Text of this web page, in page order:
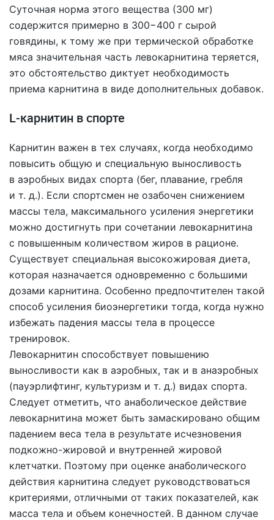
Суточная норма этого вещества (300 мг)
содержится примерно в 300−400 г сырой
говядины, к тому же при термической обработке
мяса значительная часть левокарнитина теряется,
это обстоятельство диктует необходимость
приема карнитина в виде дополнительных добавок.
L-карнитин в спорте
Карнитин важен в тех случаях, когда необходимо
повысить общую и специальную выносливость
в аэробных видах спорта (бег, плавание, гребля
и т. д.). Если спортсмен не озабочен снижением
массы тела, максимального усиления энергетики
можно достигнуть при сочетании левокарнитина
с повышенным количеством жиров в рационе.
Существует специальная высокожировая диета,
которая назначается одновременно с большими
дозами карнитина. Особенно предпочтителен такой
способ усиления биоэнергетики тогда, когда нужно
избежать падения массы тела в процессе
тренировок.
Левокарнитин способствует повышению
выносливости как в аэробных, так и в анаэробных
(пауэрлифтинг, культуризм и т. д.) видах спорта.
Следует отметить, что анаболическое действие
левокарнитина может быть замаскировано общим
падением веса тела в результате исчезновения
подкожно-жировой и внутренней жировой
клетчатки. Поэтому при оценке анаболического
действия карнитина следует руководствоваться
критериями, отличными от таких показателей, как
масса тела и объем конечностей. В данном случае